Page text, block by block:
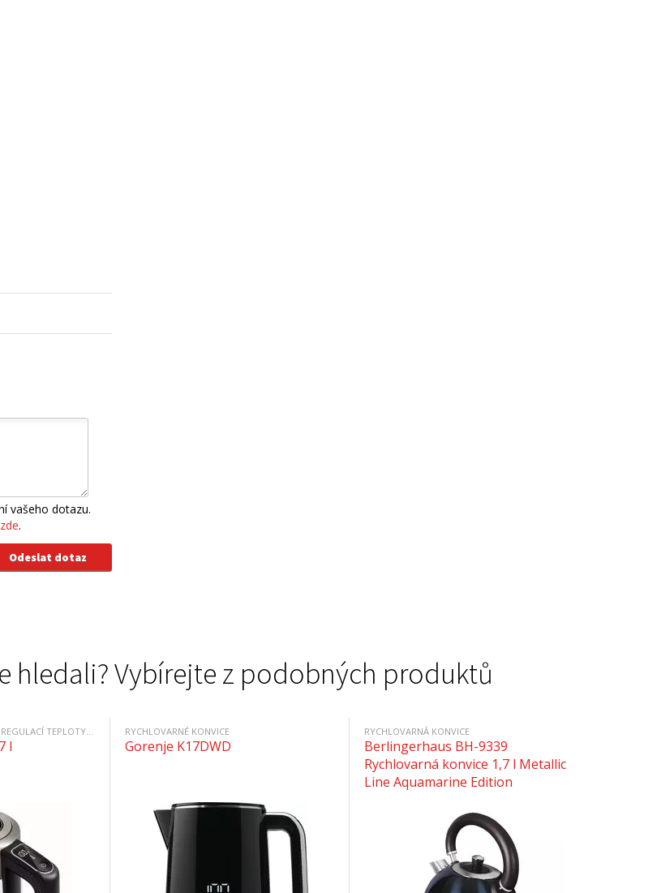
vašeho dotazu.
zde.
hledali? Vybírejte z podobných produktů
RYCHLOVARNÁ KONVICE S REGULACÍ TEPLOTY SE SÍTKEM
l
RYCHLOVARNÉ KONVICE
Gorenje K17DWD
RYCHLOVARNÁ KONVICE
Berlingerhaus BH-9339
Rychlovarná konvice 1,7 l Metallic
Line Aquamarine Edition